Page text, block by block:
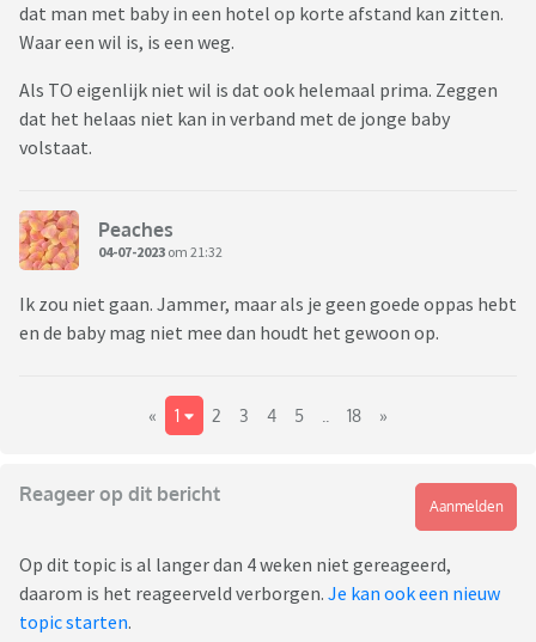
dat man met baby in een hotel op korte afstand kan zitten.
Waar een wil is, is een weg.
Als TO eigenlijk niet wil is dat ook helemaal prima. Zeggen
dat het helaas niet kan in verband met de jonge baby
volstaat.
Peaches
04-07-2023 om 21:32
Ik zou niet gaan. Jammer, maar als je geen goede oppas hebt
en de baby mag niet mee dan houdt het gewoon op.
« 1 2 3 4 5 18 »
Reageer op dit bericht
Aanmelden
Op dit topic is al langer dan 4 weken niet gereageerd,
daarom is het reageerveld verborgen. Je kan ook een nieuw
topic starten.